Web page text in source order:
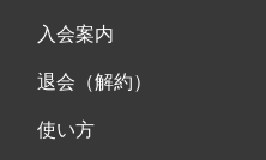
入会案内
退会（解約）
使い方